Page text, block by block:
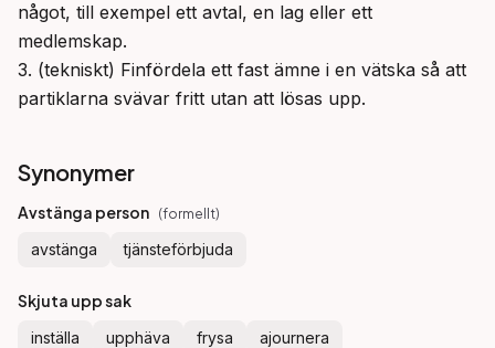
något, till exempel ett avtal, en lag eller ett
medlemskap.
3. (tekniskt) Finfördela ett fast ämne i en vätska så att
partiklarna svävar fritt utan att lösas upp.
Synonymer
Avstänga person (formellt)
avstänga tjänsteförbjuda
Skjuta upp sak
inställa upphäva frysa ajournera